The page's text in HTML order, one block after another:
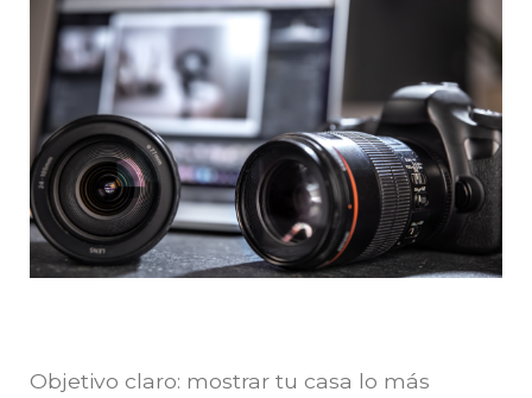
Objetivo claro: mostrar tu casa lo más